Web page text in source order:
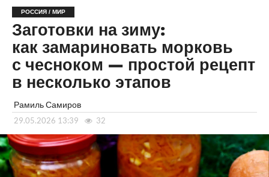
РОССИЯ / МИР
Заготовки на зиму:
как замариновать морковь
с чесноком — простой рецепт
в несколько этапов
Рамиль Самиров
29.05.2026 13:39 32